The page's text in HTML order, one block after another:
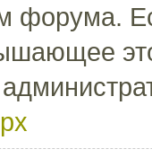
форума.